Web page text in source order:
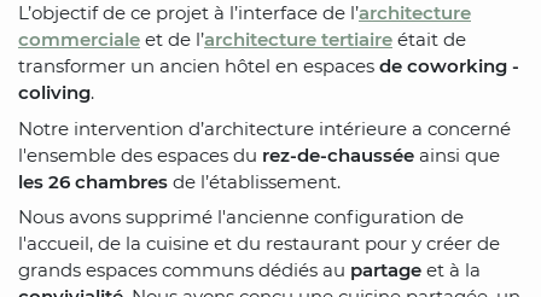
L’objectif de ce projet à l’interface de l’architecture
commerciale et de l’architecture tertiaire était de
transformer un ancien hôtel en espaces de coworking -
coliving.
Notre intervention d’architecture intérieure a concerné
l'ensemble des espaces du rez-de-chaussée ainsi que
les 26 chambres de l’établissement.
Nous avons supprimé l'ancienne configuration de
l'accueil, de la cuisine et du restaurant pour y créer de
grands espaces communs dédiés au partage et à la